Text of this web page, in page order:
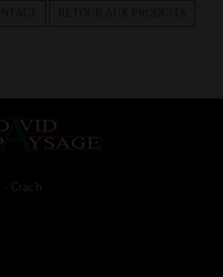
RETOUR AUX PRODUITS
- Crac'h